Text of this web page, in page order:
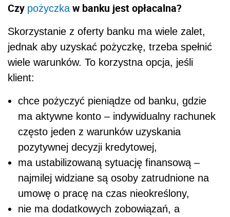
Czy pożyczkaw banku jest opłacalna?
Skorzystanie z oferty banku ma wiele zalet,
jednak aby uzyskać pożyczkę, trzeba spełnić
wiele warunków. To korzystna opcja, jeśli
klient:
chce pożyczyć pieniądze od banku, gdzie
ma aktywne konto – indywidualny rachunek
często jeden z warunków uzyskania
pozytywnej decyzji kredytowej,
ma ustabilizowaną sytuację finansową –
najmilej widziane są osoby zatrudnione na
umowę o pracę na czas nieokreślony,
nie ma dodatkowych zobowiązań, a